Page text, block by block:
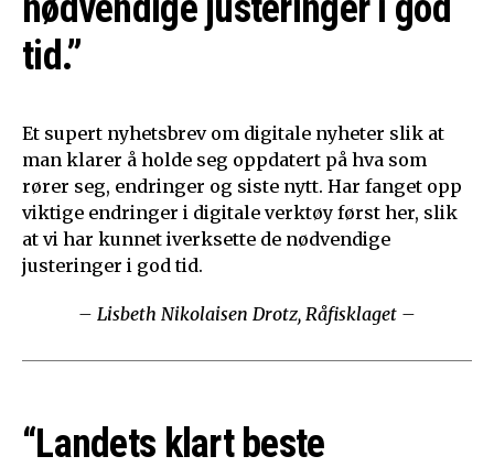
tid.”
Et supert nyhetsbrev om digitale nyheter slik at
man klarer å holde seg oppdatert på hva som
rører seg, endringer og siste nytt. Har fanget opp
viktige endringer i digitale verktøy først her, slik
at vi har kunnet iverksette de nødvendige
justeringer i god tid.
– Lisbeth Nikolaisen Drotz, Råfisklaget –
“Landets klart beste